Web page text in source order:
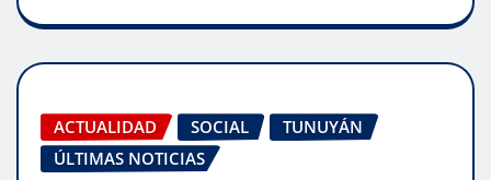
ACTUALIDAD SOCIAL
TUNUYÁN
ÚLTIMAS NOTICIAS